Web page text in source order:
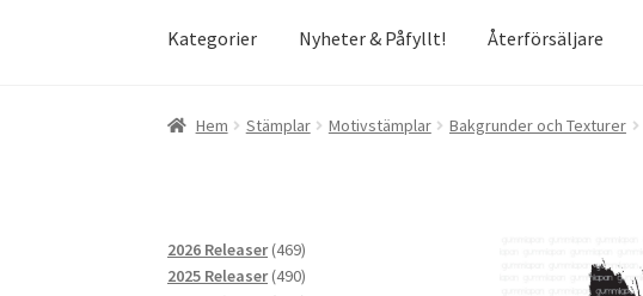
Kategorier Nyheter & Påfyllt! Återförsäljare
Hem Stämplar Motivstämplar Bakgrunder och Texturer
2026 Releaser 469469
produkter
2025 Releaser 490490